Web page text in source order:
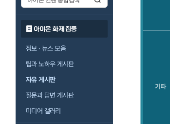
아이온 화제 집중
정보 · 뉴스 모음
팁과 노하우 게시판
자유 게시판
질문과 답변 게시판
미디어 갤러리
기타